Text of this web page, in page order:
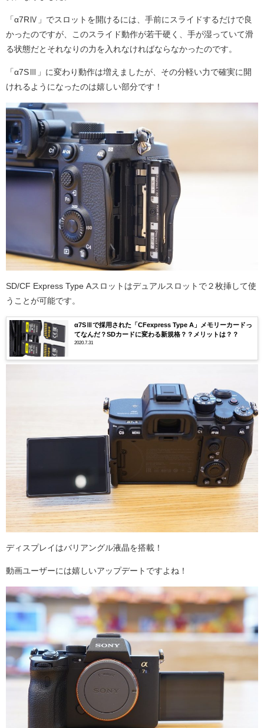
「α7RⅣ」でスロットを開けるには、手前にスライドするだけで良
かったのですが、このスライド動作が若干硬く、手が湿っていて滑
る状態だとそれなりの力を入れなければならなかったのです。
「α7SⅢ」に変わり動作は増えましたが、その分軽い力で確実に開
けれるようになったのは嬉しい部分です！
SD/CF Express Type Aスロットはデュアルスロットで２枚挿して使
うことが可能です。
α7SⅢで採用された「CFexpress Type A」メモリーカードっ
てなんだ？SDカードに変わる新規格？？メリットは？？
2020.7.31
ディスプレイはバリアングル液晶を搭載！
動画ユーザーには嬉しいアップデートですよね！